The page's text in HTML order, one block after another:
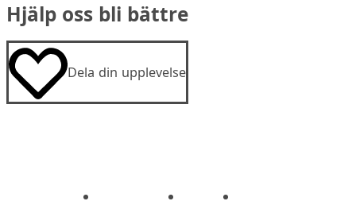
Hjälp oss bli bättre
Dela din upplevelse